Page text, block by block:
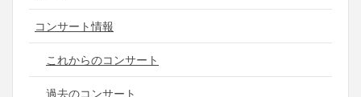
コンサート情報
これからのコンサート
過去のコンサート